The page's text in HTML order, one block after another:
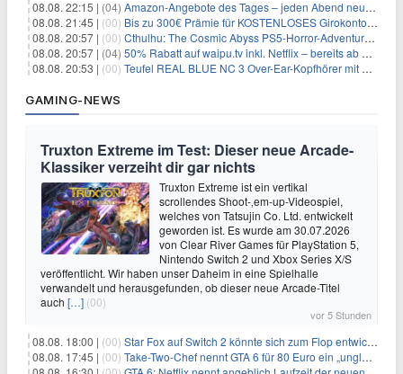
08.08. 22:15 | (04) Amazon-Angebote des Tages – jeden Abend neue Deals zum Stöbern
08.08. 21:45 | (00) Bis zu 300€ Prämie für KOSTENLOSES Girokonto bei der Santander – 50€ schon nach 1 Woche!
08.08. 20:57 | (00) Cthulhu: The Cosmic Abyss PS5-Horror-Adventure für 27,99€
08.08. 20:57 | (04) 50% Rabatt auf waipu.tv inkl. Netflix – bereits ab 9€/Monat (statt 17,99€)
08.08. 20:53 | (00) Teufel REAL BLUE NC 3 Over-Ear-Kopfhörer mit ANC für 149,99€
GAMING-NEWS
Truxton Extreme im Test: Dieser neue Arcade-
Klassiker verzeiht dir gar nichts
Truxton Extreme ist ein vertikal
scrollendes Shoot-‚em-up-Videospiel,
welches von Tatsujin Co. Ltd. entwickelt
geworden ist. Es wurde am 30.07.2026
von Clear River Games für PlayStation 5,
Nintendo Switch 2 und Xbox Series X/S
veröffentlicht. Wir haben unser Daheim in eine Spielhalle
verwandelt und herausgefunden, ob dieser neue Arcade-Titel
auch […] (00)
vor 5 Stunden
08.08. 18:00 | (00) Star Fox auf Switch 2 könnte sich zum Flop entwickeln
08.08. 17:45 | (00) Take-Two-Chef nennt GTA 6 für 80 Euro ein „unglaubliches Schnäppchen“